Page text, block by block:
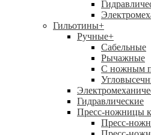
Гильотины+
Ручные+
Сабельные
Рычажные
С ножным
Гидравлические
Пресс-ножницы
Пресс-